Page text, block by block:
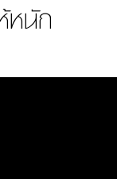
หนัก